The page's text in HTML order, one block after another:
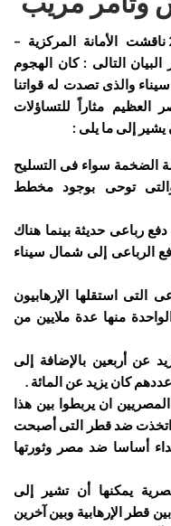
فى اجتماعها السبت 8 يوليو 2017 ناقشت الأمانة المركزية –
التالى : كان الهجوم
والذى تصدت له قواتنا
مثاراً للتساؤلات
يشير إلى ما يلى :
الضخمة سواء فى التسليح
والتى توحى بوجود مخطط
رباعى حديثة بينما هناك
الرباعى إلى شمال سيناء
التى استقلها الإرهابيون
منها عدة ملايين من
عن أربعين بالإضافة إلى
كان يزيد عن المائة .
ان يربطوا بين هذا
اتخذت ضد قطر التى أصبحت
أساسا ضد مصر وثورتها
يمكنها أن تشير إلى
قطر الإرهابية وبين آخرين